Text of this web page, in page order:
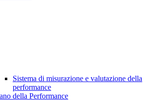
Sistema di misurazione e valutazione della
performance
della Performance